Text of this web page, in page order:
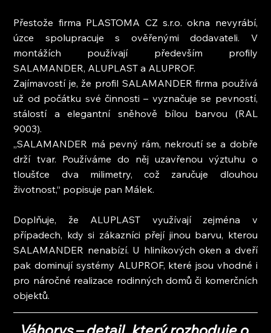
Přestože firma PLASTOMA CZ s.r.o. okna nevyrábí,
úzce spolupracuje s ověřenými dodavateli. V
montážích používají především profily
SALAMANDER, ALUPLAST a ALUPROF.
Zajímavostí je, že profil SALAMANDER firma používá
už od počátku své činnosti – vyznačuje se pevností,
stálostí a elegantní sněhově bílou barvou (RAL
9003).
„SALAMANDER má pevný rám, nekroutí se a dobře
drží tvar. Používáme do něj uzavřenou výztuhu o
tloušťce dva milimetry, což zaručuje dlouhou
životnost,“ popisuje pan Málek.
Doplňuje, že ALUPLAST využívají zejména v
případech, kdy si zákazníci přejí jinou barvu, kterou
SALAMANDER nenabízí. U hliníkových oken a dveří
pak dominují systémy ALUPROF, které jsou vhodné i
pro náročné realizace rodinných domů či komerčních
objektů.